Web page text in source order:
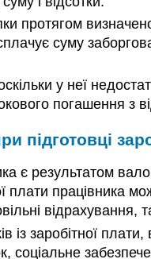
протягом
суму
у неї
погашення з
підготовці
є результатом
плати працівника
відрахування,
із заробітної
соціальне